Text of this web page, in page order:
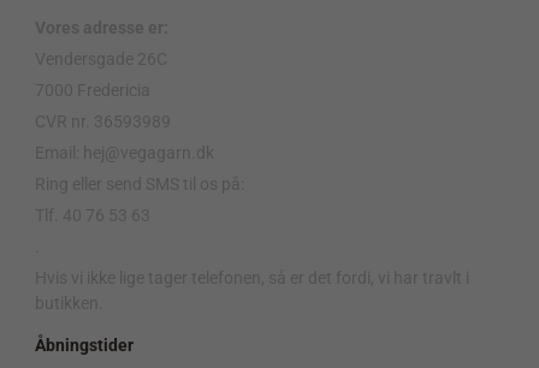
Vores adresse er:
Vendersgade 26C
7000 Fredericia
CVR nr. 36593989
Email: hej@vegagarn.dk
Ring eller send SMS til os på:
Tlf. 40 76 53 63
Hvis vi ikke lige tager telefonen, så er det fordi, vi har travlt i
butikken.
Åbningstider